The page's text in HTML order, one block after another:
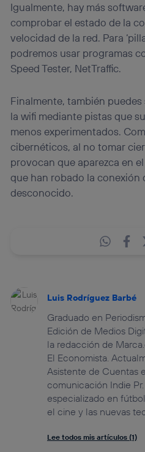
Igualmente, hay más
comprobar el estado de la
velocidad de la red. Para
podremos usar programas
Speed Tester, NetTraffic.
Finalmente, también
la wifi mediante pistas que
menos experimentados.
cibernéticos, al no tomar
provocan que aparezca en
que han robado la conexión
desconocido.
Luis Rodríguez Barbé
Graduado en
Edición de Medios
la redacción de
El Economista.
Asistente de Cuentas
comunicación Indie
especializado en
el cine y las nuevas
Lee todos mis artículos (1)